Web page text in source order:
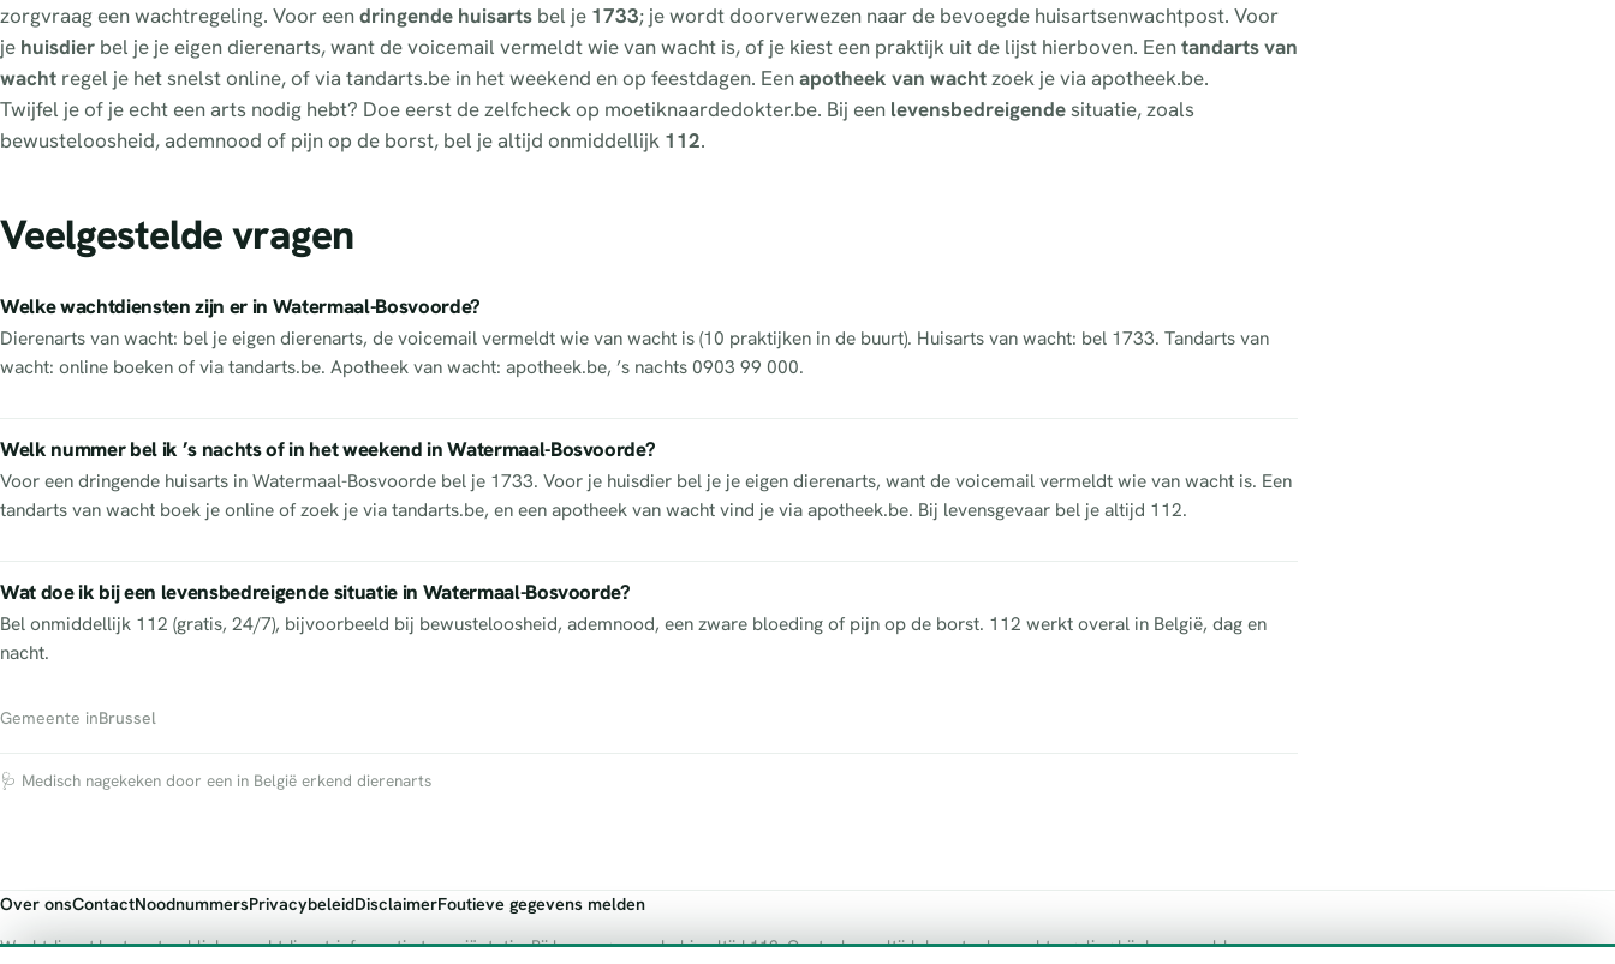
zorgvraag een wachtregeling. Voor eendringende huisarts bel je 1733; je wordt doorverwezen naar de bevoegde huisartsenwachtpost. Voor
je huisdier bel je je eigen dierenarts, want de voicemail vermeldt wie van wacht is, of je kiest een praktijk uit de lijst hierboven. Eentandarts van
wacht regel je het snelst online, of via tandarts.be in het weekend en op feestdagen. Eenapotheek van wachtzoek je via apotheek.be.
Twijfel je of je echt een arts nodig hebt? Doe eerst de zelfcheck op moetiknaardedokter.be. Bij een levensbedreigendesituatie, zoals
bewusteloosheid, ademnood of pijn op de borst, bel je altijd onmiddellijk 112.
Veelgestelde vragen
Welke wachtdiensten zijn er in Watermaal-Bosvoorde?
Dierenarts van wacht: bel je eigen dierenarts, de voicemail vermeldt wie van wacht is (10 praktijken in de buurt). Huisarts van wacht: bel 1733. Tandarts van
wacht: online boeken of via tandarts.be. Apotheek van wacht: apotheek.be, ’s nachts 0903 99 000.
Welk nummer bel ik ’s nachts of in het weekend in Watermaal-Bosvoorde?
Voor een dringende huisarts in Watermaal-Bosvoorde bel je 1733. Voor je huisdier bel je je eigen dierenarts, want de voicemail vermeldt wie van wacht is. Een
tandarts van wacht boek je online of zoek je via tandarts.be, en een apotheek van wacht vind je via apotheek.be. Bij levensgevaar bel je altijd 112.
Wat doe ik bij een levensbedreigende situatie in Watermaal-Bosvoorde?
Bel onmiddellijk 112 (gratis, 24/7), bijvoorbeeld bij bewusteloosheid, ademnood, een zware bloeding of pijn op de borst. 112 werkt overal in België, dag en
nacht.
Gemeente inBrussel
🩺 Medisch nagekeken door een in België erkend dierenarts
Over onsContactNoodnummersPrivacybeleidDisclaimerFoutieve gegevens melden
Wachtdienst.be toont publieke wachtdienst-informatie ter oriëntatie. Bij levensgevaar bel je altijd 112. Controleer altijd de actuele wachtregeling bij de vermelde